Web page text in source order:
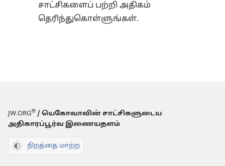
சாட்சிகளைப் பற்றி அதிகம்
தெரிந்துகொள்ளுங்கள்.
JW.ORG® / யெகோவாவின் சாட்சிகளுடைய
அதிகாரப்பூர்வ இணையதளம்
நிறத்தை மாற்ற